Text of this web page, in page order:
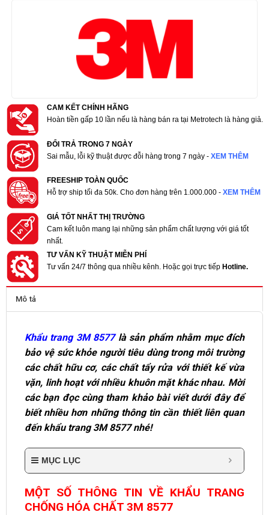
CAM KẾT CHÍNH HÃNG
Hoàn tiền gấp 10 lần nếu là hàng bán ra tại Metrotech là hàng giả.
ĐỔI TRẢ TRONG 7 NGÀY
Sai mẫu, lỗi kỹ thuật được đỗi hàng trong 7 ngày - XEM THÊM
FREESHIP TOÀN QUỐC
Hỗ trợ ship tối đa 50k. Cho đơn hàng trên 1.000.000 - XEM THÊM
GIÁ TỐT NHẤT THỊ TRƯỜNG
Cam kết luôn mang lại những sản phẩm chất lượng với giá tốt
nhất.
TƯ VẤN KỸ THUẬT MIỄN PHÍ
Tư vấn 24/7 thông qua nhiều kênh. Hoặc gọi trực tiếp Hotline.
Mô tả
Khẩu trang 3M 8577là sản phẩm nhằm mục đích
bảo vệ sức khỏe người tiêu dùng trong môi trường
các chất hữu cơ, các chất tẩy rửa với thiết kế vừa
vặn, linh hoạt với nhiều khuôn mặt khác nhau. Mời
các bạn đọc cùng tham khảo bài viết dưới đây để
biết nhiều hơn những thông tin cần thiết liên quan
đến khẩu trang 3M 8577 nhé!
MỤC LỤC
MỘT SỐ THÔNG TIN VỀ KHẨU TRANG
CHỐNG HÓA CHẤT 3M 8577